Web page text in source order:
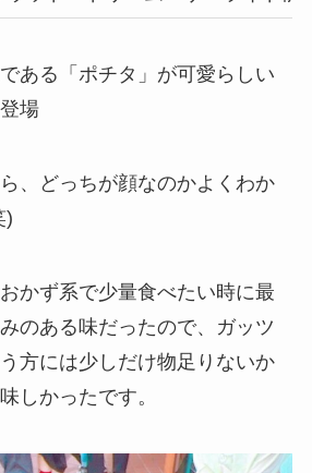
ある「ポチタ」が可愛らしい
場
、どっちが顔なのかよくわか
)
かず系で少量食べたい時に最
のある味だったので、ガッツ
方には少しだけ物足りないか
しかったです。